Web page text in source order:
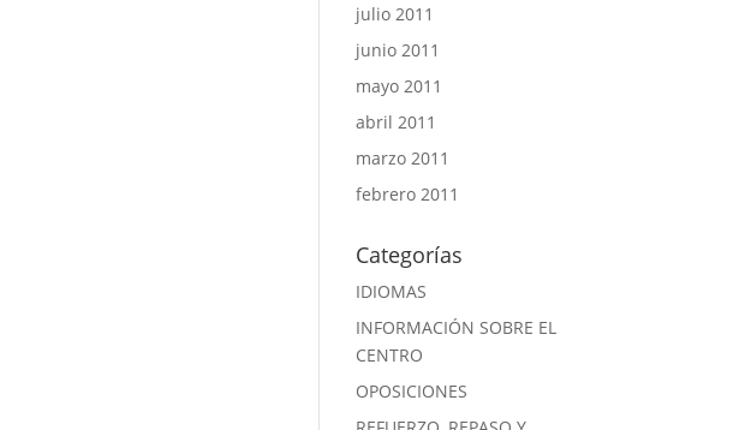
julio 2011
junio 2011
mayo 2011
abril 2011
marzo 2011
febrero 2011
Categorías
IDIOMAS
INFORMACIÓN SOBRE EL
CENTRO
OPOSICIONES